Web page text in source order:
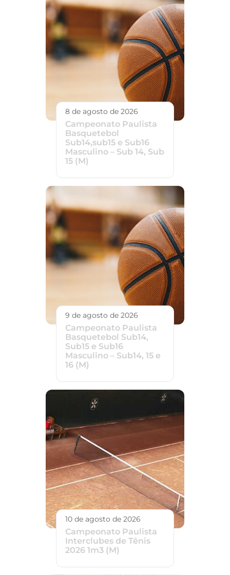
8 de agosto de 2026
Campeonato Paulista
Basquetebol
Sub14,sub15 e Sub16
Masculino – Sub 14, Sub
15 (M)
9 de agosto de 2026
Campeonato Paulista
Basquetebol Sub14,
Sub15 e Sub16
Masculino – Sub14, 15 e
16 (M)
10 de agosto de 2026
Campeonato Paulista
Interclubes de Tênis
2026 1m3 (M)